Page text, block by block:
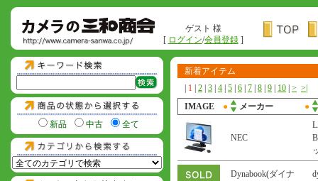
ゲスト 様
[ ログイン/会員登録]
新品 中古 全て
新着アイテム
1 2 3 4 5 6 7 8 9 10 > >|
IMAGE
● メーカー ●
NEC
Dynabook(ダイナ